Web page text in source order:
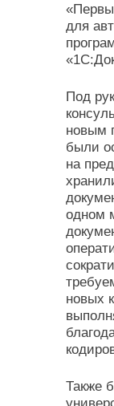
для
Под
новым
были
на
одном
новых
Также